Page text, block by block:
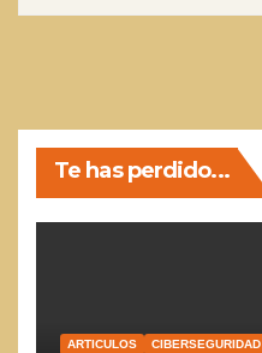
Te has perdido...
ARTICULOS CIBERSEGURIDAD